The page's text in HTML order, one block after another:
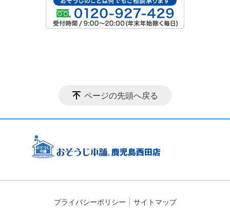
ページの先頭へ戻る
プライバシーポリシー サイトマップ